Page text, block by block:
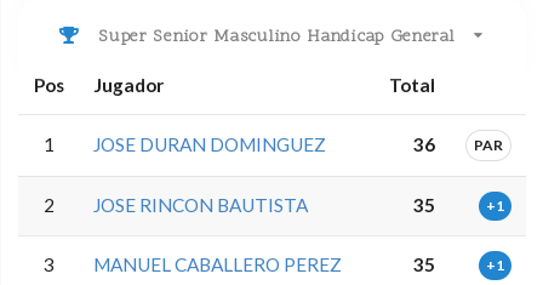
Super Senior Masculino Handicap General
Pos Jugador Total
1 JOSE DURAN DOMINGUEZ 36 PAR
2 JOSE RINCON BAUTISTA 35 +1
3 MANUEL CABALLERO PEREZ 35 +1